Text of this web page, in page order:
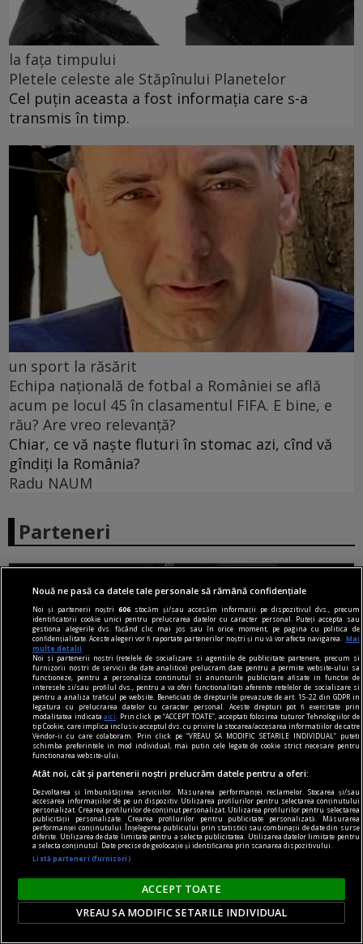
la fața timpului
Pletele celeste ale Stăpînului Planetelor
Cel puţin aceasta a fost informaţia care s-a
transmis în timp.
un sport la răsărit
Echipa națională de fotbal a României se află
acum pe locul 45 în clasamentul FIFA. E bine, e
rău? Are vreo relevanță?
Chiar, ce vă naște fluturi în stomac azi, cînd vă
gîndiți la România?
Radu NAUM
Parteneri
9 august, ziua în care s-a sfârșit un vis: Mihai
Viteazul a fost asasinat de mercenarii
generalului Basta
În ziua de 9 august, anul 1601, domnitorul Mihai
Viteazul a fost ucis în tabăra de la Turda, de
mercenari trimiși de generalul Giorgio Basta. Tot
în ziua de 9 august, dar în 1945, orașul japonez
Nagasaki este devastat de o bombă atomică
Nouă ne pasă ca datele tale personale să rămână confidențiale
Noi și partenerii noștri606 stocăm și/sau accesăm informații pe dispozitivul dvs., precum
identificatorii cookie unici pentru prelucrarea datelor cu caracter personal. Puteți accepta sau
gestiona alegerile dvs. făcând clic mai jos sau în orice moment, pe pagina cu politica de
confidențialitate. Aceste alegeri vor fi raportate partenerilor noștri și nu vă vor afecta navigarea.
Mai
multe detalii
Noi si partenerii nostri (retelele de socializare si agentiile de publicitate partenere, precum si
furnizorii nostri de servicii de date analitice) prelucram date pentru a permite website-ului sa
functioneze, pentru a personaliza continutul si anunturile publicitare afisate in functie de
interesele si/sau profilul dvs., pentru a va oferi functionalitati aferente retelelor de socializare si
pentru a analiza traficul pe website. Beneficiati de drepturile prevazute de art. 15-22 din GDPR in
legatura cu prelucrarea datelor cu caracter personal. Aceste drepturi pot fi exercitate prin
modalitatea indicataaici
. Prin click pe “ACCEPT TOATE”, acceptati folosirea tuturor Tehnologiilor de
tip Cookie, care implica inclusiv acceptul dvs. cu privire la stocarea/accesarea informatiilor de catre
Vendor-ii cu care colaboram. Prin click pe “VREAU SA MODIFIC SETARILE INDIVIDUAL” puteti
schimba preferintele in mod individual, mai putin cele legate de cookie strict necesare pentru
functionarea website-ului.
Atât noi, cât și partenerii noștri prelucrăm datele pentru a oferi:
Dezvoltarea și îmbunătățirea serviciilor. Măsurarea performanței reclamelor. Stocarea și/sau
accesarea informațiilor de pe un dispozitiv. Utilizarea profilurilor pentru selectarea conținutului
personalizat. Crearea profilurilor de conținut personalizat. Utilizarea profilurilor pentru selectarea
publicității personalizate. Crearea profilurilor pentru publicitate personalizată. Măsurarea
performanței conținutului. Înțelegerea publicului prin statistici sau combinații de date din surse
diferite. Utilizarea de date limitate pentru a selecta publicitatea. Utilizarea datelor limitate pentru
a selecta conținutul. Date precise de geolocație și identificarea prin scanarea dispozitivului.
Listă parteneri (furnizori)
ACCEPT TOATE
VREAU SA MODIFIC SETARILE INDIVIDUAL